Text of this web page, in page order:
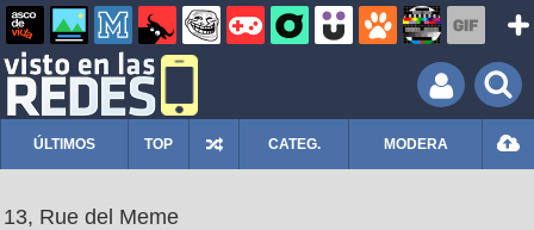
ÚLTIMOS TOP CATEG. MODERA
13, Rue del Meme